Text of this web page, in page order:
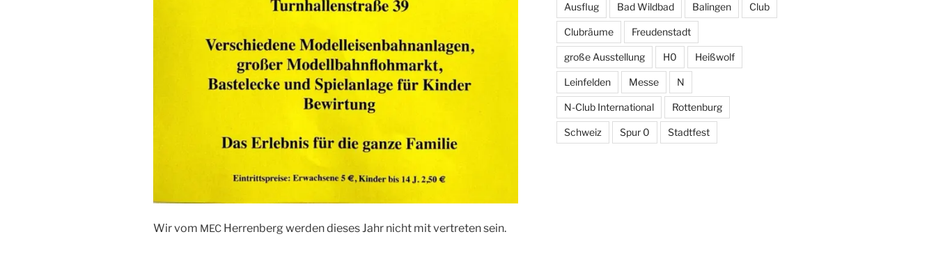
Wir vom MEC Her­ren­berg wer­den die­ses Jahr nicht mit ver­tre­ten sein.
Ausflug Bad Wildbad Balingen Club
Clubräume Freudenstadt
große Ausstellung H0 Heißwolf
Leinfelden Messe N
N-Club International Rottenburg
Schweiz Spur 0 Stadtfest